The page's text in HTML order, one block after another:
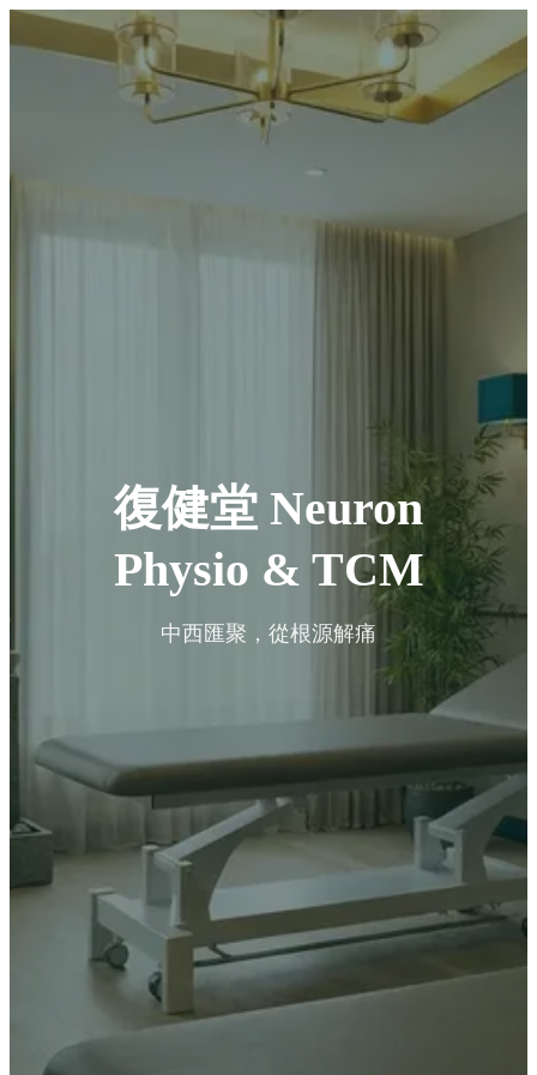
復健堂 Neuron
Physio & TCM
中西匯聚，從根源解痛